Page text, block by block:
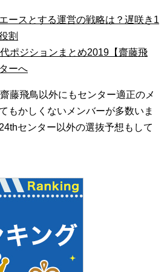
ースとする運営の戦略は？遅咲き1
割
ポジションまとめ2019【齋藤飛
ーへ
藤飛鳥以外にもセンター適正のメ
もかしくないメンバーが多数いま
センター以外の選抜予想もして